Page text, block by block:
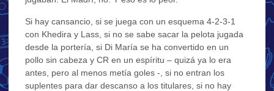
Si hay cansancio, si se juega con un esquema 4-2-3-1
con Khedira y Lass, si no se sabe sacar la pelota jugada
desde la portería, si Di María se ha convertido en un
pollo sin cabeza y CR en un espíritu – quizá ya lo era
antes, pero al menos metía goles -, si no entran los
suplentes para dar descanso a los titulares, si no hay